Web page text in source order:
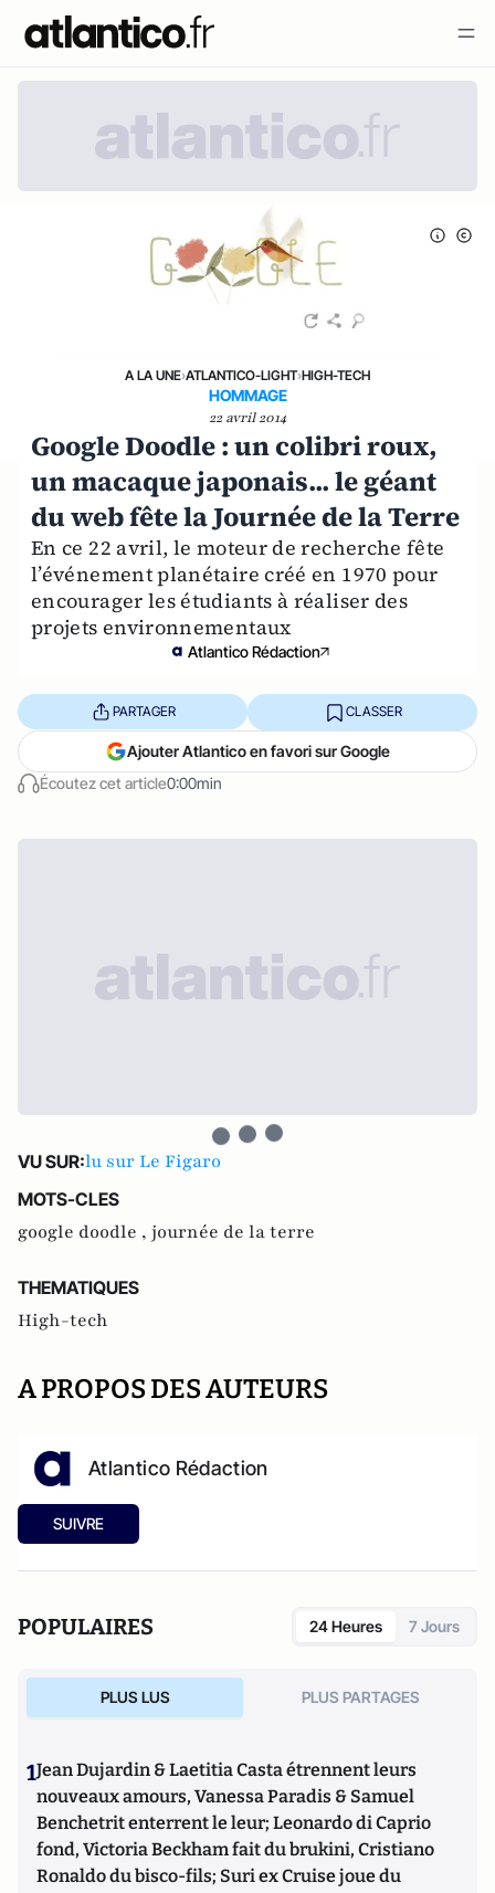
A LA UNE›ATLANTICO-LIGHT›HIGH-TECH
HOMMAGE
22 avril 2014
Google Doodle : un colibri roux,
un macaque japonais... le géant
du web fête la Journée de la Terre
En ce 22 avril, le moteur de recherche fête
l’événement planétaire créé en 1970 pour
encourager les étudiants à réaliser des
projets environnementaux
Atlantico Rédaction
Écoutez cet article0:00min
PARTAGER CLASSER
Ajouter Atlantico en favori sur Google
VU SUR:lu sur Le Figaro
MOTS-CLES
google doodle , journée de la terre
THEMATIQUES
High-tech
A PROPOS DES AUTEURS
Atlantico Rédaction
SUIVRE
POPULAIRES 24 Heures 7 Jours
PLUS LUS PLUS PARTAGES
1Jean Dujardin & Laetitia Casta étrennent leurs
nouveaux amours, Vanessa Paradis & Samuel
Benchetrit enterrent le leur; Leonardo di Caprio
fond, Victoria Beckham fait du brukini, Cristiano
Ronaldo du bisco-fils; Suri ex Cruise joue du